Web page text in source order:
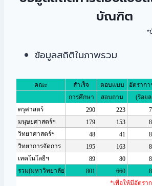
บัณฑิต
*
ข้อมูลสถิติในภาพรวม